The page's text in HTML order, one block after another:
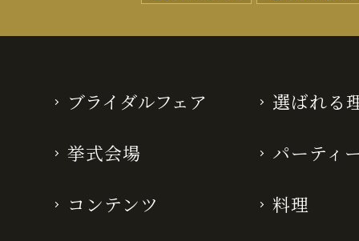
ブライダルフェア 選ばれる
挙式会場 パーティ
コンテンツ 料理